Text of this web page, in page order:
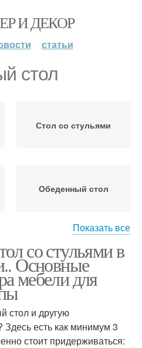
И ДЕКОР
статьи
стол
Стол со стульями
Обеденный стол
Кухня с круглым столом
Стол в интерьере
Показать все
со стульями в
Основные
мебели для
стол и другую
есть как минимум 3
стоит придерживаться: